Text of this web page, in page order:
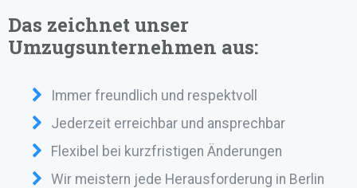
Das zeichnet unser
Umzugsunternehmen aus:
Immer freundlich und respektvoll
Jederzeit erreichbar und ansprechbar
Flexibel bei kurzfristigen Änderungen
Wir meistern jede Herausforderung in Berlin